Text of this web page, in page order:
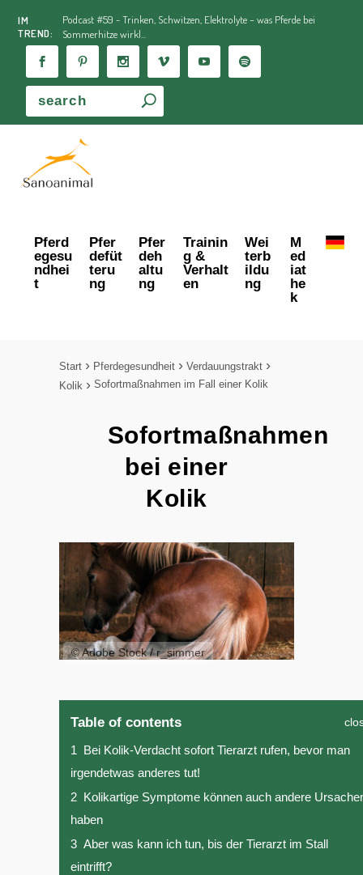
IM
TREND:
Podcast #59 - Trinken, Schwitzen, Elektrolyte – was Pferde bei
Sommerhitze wirkl...
Pferd
egesu
ndhei
t
Pfer
defüt
teru
ng
Pfer
deh
altu
ng
Trainin
g &
Verhalt
en
Wei
terb
ildu
ng
M
ed
iat
he
k
Start Pferdegesundheit
Verdauungstrakt
Kolik
Sofortmaßnahmen im Fall einer Kolik
Sofortmaßnahmen
bei einer
Kolik
© Adobe Stock / r_simmer
Table of contents
1 Bei Kolik-Verdacht sofort Tierarzt rufen, bevor man
irgendetwas anderes tut!
2 Kolikartige Symptome können auch andere
haben
3 Aber was kann ich tun, bis der Tierarzt im Stall
eintrifft?